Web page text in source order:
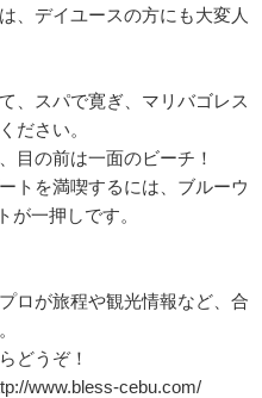
、デイユースの方にも大変人
、スパで寛ぎ、マリバゴレス
ださい。
目の前は一面のビーチ！
トを満喫するには、ブルーウ
が一押しです。
ロが旅程や観光情報など、合
どうぞ！
www.bless-cebu.com/